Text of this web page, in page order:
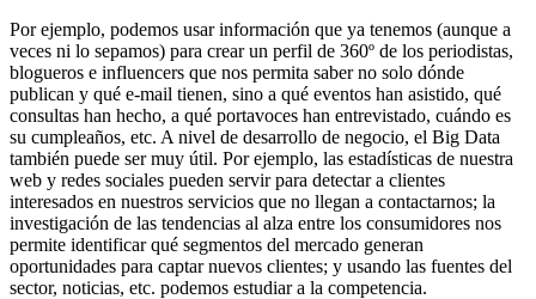
Por ejemplo, podemos usar información que ya tenemos (aunque a
veces ni lo sepamos) para crear un perfil de 360º de los periodistas,
blogueros e influencers que nos permita saber no solo dónde
publican y qué e-mail tienen, sino a qué eventos han asistido, qué
consultas han hecho, a qué portavoces han entrevistado, cuándo es
su cumpleaños, etc. A nivel de desarrollo de negocio, el Big Data
también puede ser muy útil. Por ejemplo, las estadísticas de nuestra
web y redes sociales pueden servir para detectar a clientes
interesados en nuestros servicios que no llegan a contactarnos; la
investigación de las tendencias al alza entre los consumidores nos
permite identificar qué segmentos del mercado generan
oportunidades para captar nuevos clientes; y usando las fuentes del
sector, noticias, etc. podemos estudiar a la competencia.